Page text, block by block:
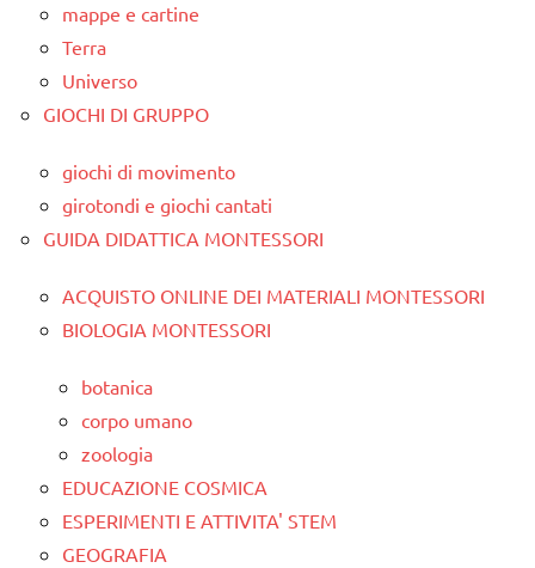
mappe e cartine
Terra
Universo
GIOCHI DI GRUPPO
giochi di movimento
girotondi e giochi cantati
GUIDA DIDATTICA MONTESSORI
ACQUISTO ONLINE DEI MATERIALI MONTESSORI
BIOLOGIA MONTESSORI
botanica
corpo umano
zoologia
EDUCAZIONE COSMICA
ESPERIMENTI E ATTIVITA' STEM
GEOGRAFIA